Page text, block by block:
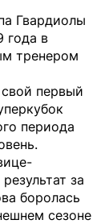
Гвардиолы
года в
тренером
первый
периода
за
боролась
сезоне